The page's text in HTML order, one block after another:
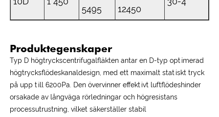
5495 12450
Produktegenskaper
Typ D högtryckscentrifugalfläkten antar en D-typ optimerad
högtrycksflödeskanaldesign, med ett maximalt statiskt tryck
på upp till 6200Pa. Den övervinner effektivt luftflödeshinder
orsakade av långväga rörledningar och högresistans
processutrustning, vilket säkerställer stabil